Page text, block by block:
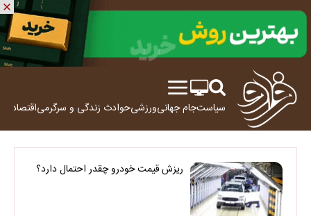
سیاستجام جهانیورزشیحوادث زندگی و سرگرمیاقتصاد
ریزش قیمت خودرو چقدر احتمال دارد؟